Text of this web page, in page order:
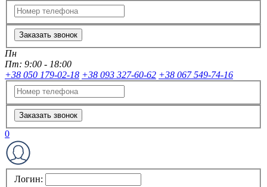
Заказать звонок
Пн
Пт: 9:00 - 18:00
+38 050 179-02-18 +38 093 327-60-62 +38 067 549-74-16
Заказать звонок
0
Логин: